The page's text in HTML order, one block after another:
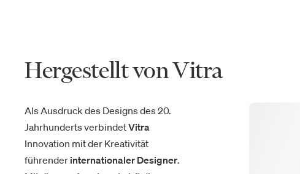
Hergestellt von Vitra
Als Ausdruck des Designs des 20.
Jahrhunderts verbindetVitra
Innovation mit der Kreativität
führender internationaler Designer.